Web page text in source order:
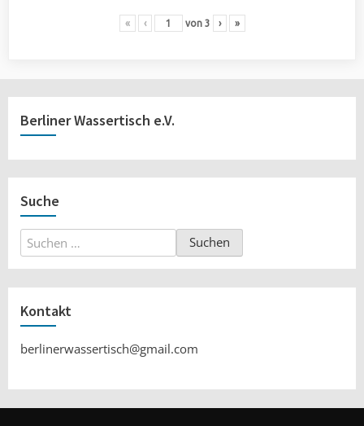
« ‹ von 3 › »
Berliner Wassertisch e.V.
Suche
Suchen
nach:
Kontakt
berlinerwassertisch@gmail.com